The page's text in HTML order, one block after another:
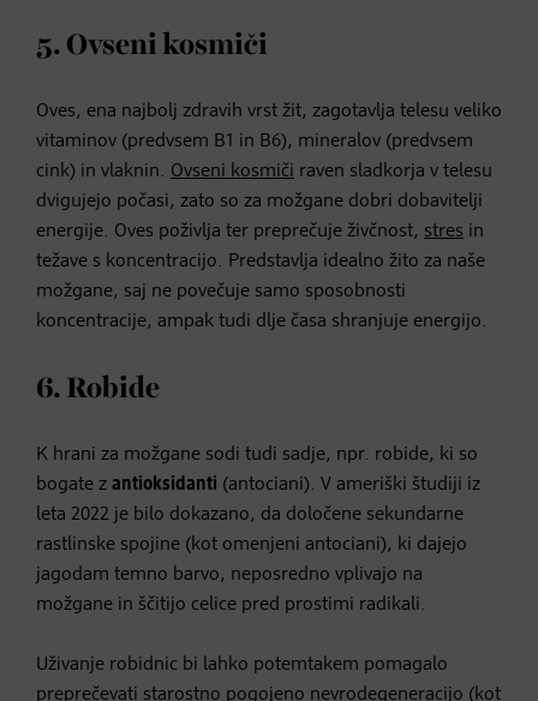
5. Ovseni kosmiči
Oves, ena najbolj zdravih vrst žit, zagotavlja telesu veliko
vitaminov (predvsem B1 in B6), mineralov (predvsem
cink) in vlaknin. Ovseni kosmiči raven sladkorja v telesu
dvigujejo počasi, zato so za možgane dobri dobavitelji
energije. Oves poživlja ter preprečuje živčnost, stres in
težave s koncentracijo. Predstavlja idealno žito za naše
možgane, saj ne povečuje samo sposobnosti
koncentracije, ampak tudi dlje časa shranjuje energijo.
6. Robide
K hrani za možgane sodi tudi sadje, npr. robide, ki so
bogate z antioksidanti (antociani). V ameriški študiji iz
leta 2022 je bilo dokazano, da določene sekundarne
rastlinske spojine (kot omenjeni antociani), ki dajejo
jagodam temno barvo, neposredno vplivajo na
možgane in ščitijo celice pred prostimi radikali.
Uživanje robidnic bi lahko potemtakem pomagalo
preprečevati starostno pogojeno nevrodegeneracijo (kot